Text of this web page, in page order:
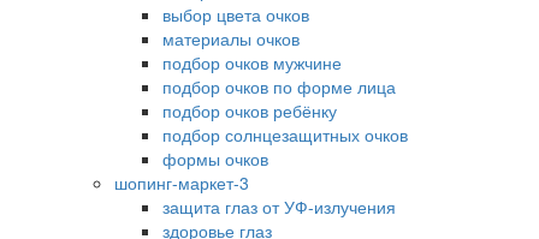
выбор цвета очков
материалы очков
подбор очков мужчине
подбор очков по форме лица
подбор очков ребёнку
подбор солнцезащитных очков
формы очков
шопинг-маркет-3
защита глаз от УФ-излучения
здоровье глаз